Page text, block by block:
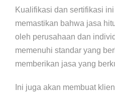
Kualifikasi dan sertifikasi
memastikan bahwa jasa
oleh perusahaan dan
memenuhi standar yang
memberikan jasa yang
Ini juga akan membuat